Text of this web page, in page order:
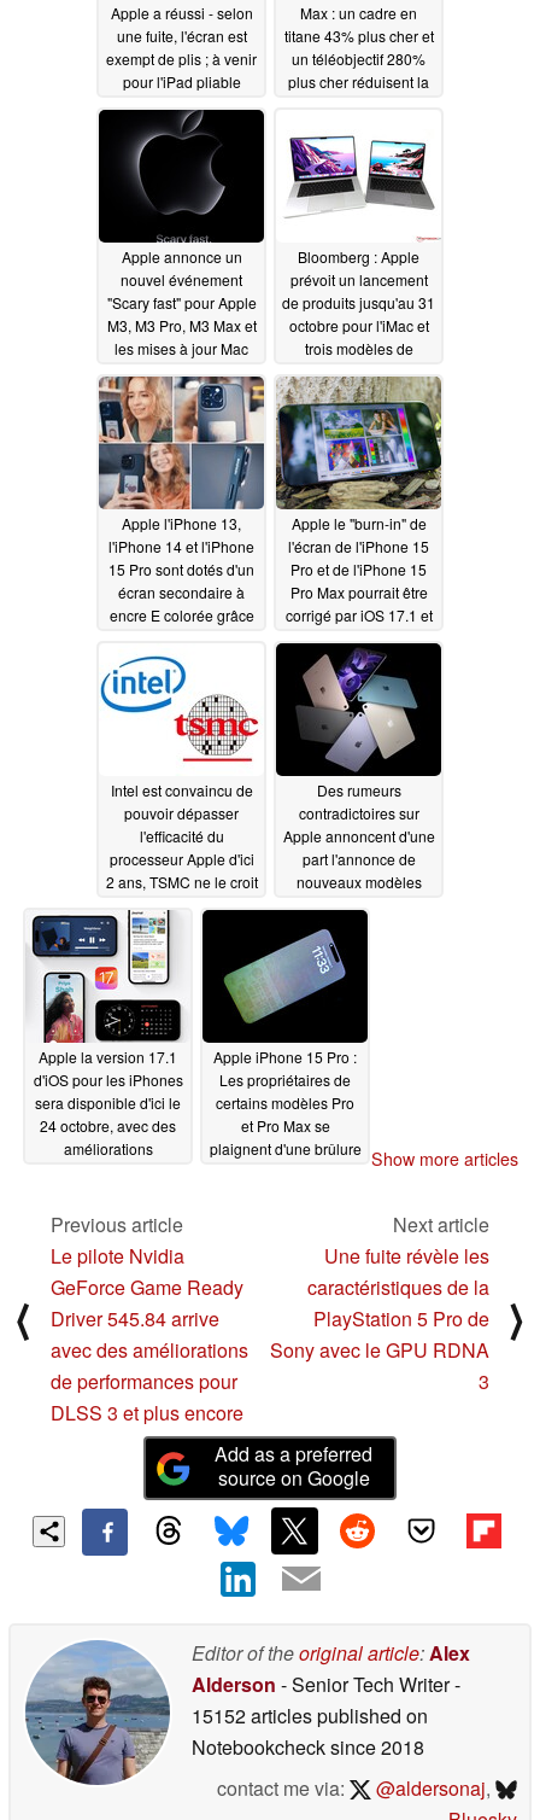
Apple a réussi - selon
une fuite, l'écran est
exempt de plis ; à venir
pour l'iPad pliable
05/20/2026
Max : un cadre en
titane 43% plus cher et
un téléobjectif 280%
plus cher réduisent la
Apple annonce un
nouvel événement
"Scary fast" pour Apple
M3, M3 Pro, M3 Max et
les mises à jour Mac
10/25/2023
Bloomberg : Apple
prévoit un lancement
de produits jusqu'au 31
octobre pour l'iMac et
trois modèles de
MacBook Pro10/23/2023
Apple l'iPhone 13,
l'iPhone 14 et l'iPhone
15 Pro sont dotés d'un
écran secondaire à
encre E colorée grâce
10/22/2023
Apple le "burn-in" de
l'écran de l'iPhone 15
Pro et de l'iPhone 15
Pro Max pourrait être
corrigé par iOS 17.1 et
une mise à jour du
clavier est également
prévue10/19/2023
Intel est convaincu de
pouvoir dépasser
l'efficacité du
processeur Apple d'ici
2 ans, TSMC ne le croit
pas si vite
10/18/2023
Des rumeurs
contradictoires sur
Apple annoncent d'une
part l'annonce de
nouveaux modèles
cette semaine et
d'autre part le
dévoilement du Pencil
3 sur Apple
Apple la version 17.1
d'iOS pour les iPhones
sera disponible d'ici le
24 octobre, avec des
améliorations
Standby10/17/2023
Apple iPhone 15 Pro :
Les propriétaires de
certains modèles Pro
et Pro Max se
plaignent d'une brûlure Show more articles
⟨
Previous article
Le pilote Nvidia
GeForce Game Ready
Driver 545.84 arrive
avec des améliorations
de performances pour
DLSS 3 et plus encore
Next article
Une fuite révèle les
caractéristiques de la
PlayStation 5 Pro de
Sony avec le GPU RDNA
3
⟩
Add as a preferred
source on Google
Editor of theoriginal article: Alex
Alderson - Senior Tech Writer-
15152 articles published on
Notebookchecksince 2018
contact me via:
@aldersonaj,